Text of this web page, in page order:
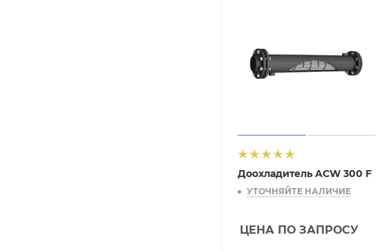
Доохладитель ACW 300 F
УТОЧНЯЙТЕ НАЛИЧИЕ
ЦЕНА ПО ЗАПРОСУ